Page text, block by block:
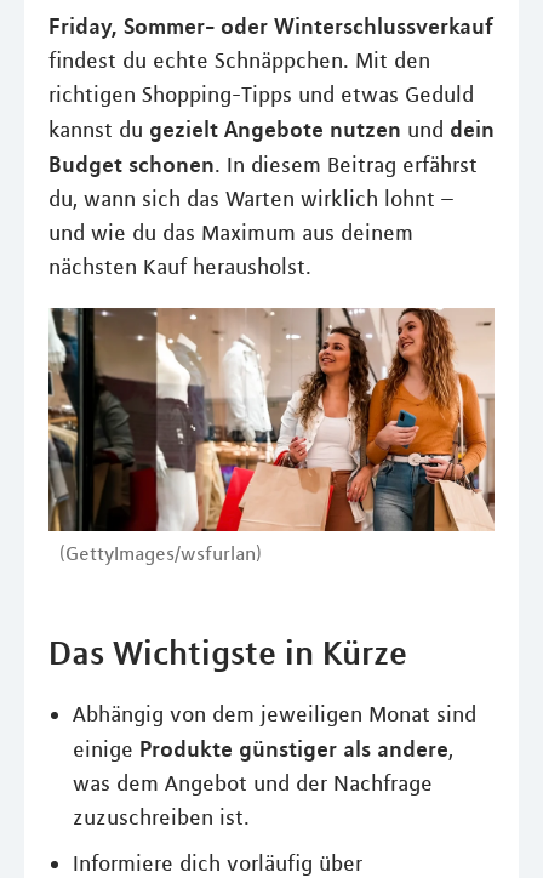
Friday, Sommer- oder Winterschlussverkauf
findest du echte Schnäppchen. Mit den
richtigen Shopping-Tipps und etwas Geduld
kannst du gezielt Angebote nutzen und dein
Budget schonen. In diesem Beitrag erfährst
du, wann sich das Warten wirklich lohnt –
und wie du das Maximum aus deinem
nächsten Kauf herausholst.
(GettyImages/wsfurlan)
Das Wichtigste in Kürze
Abhängig von dem jeweiligen Monat sind
einige Produkte günstiger als andere,
was dem Angebot und der Nachfrage
zuzuschreiben ist.
Informiere dich vorläufig über